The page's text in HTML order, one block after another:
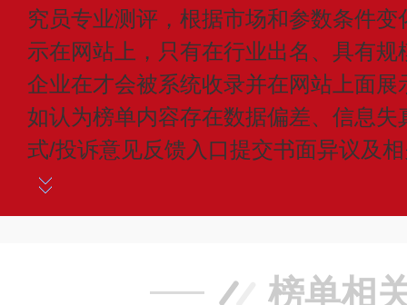
究员专业测评，根据市场和参数条件
示在网站上，只有在行业出名、具有
企业在才会被系统收录并在网站上面
如认为榜单内容存在数据偏差、信息
式/投诉意见反馈入口提交书面异议及
榜单相